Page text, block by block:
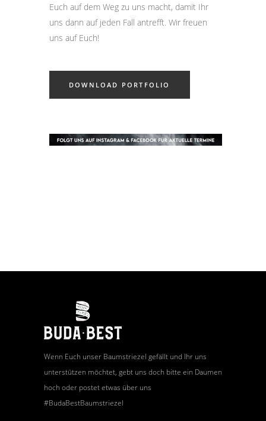
Euch auf dem Weg zu uns macht, damit Ihr
uns dann auf jeden Fall antrefft. Wir freuen
uns auf Euch!
DOWNLOAD PORTFOLIO
Wenn Euch unser Baumstriezel gefällt und Ihr uns
unterstützen möchtet, gebt uns doch bitte ein Daumen
hoch oder postet etwas über uns
#BudaBestBaumstriezel